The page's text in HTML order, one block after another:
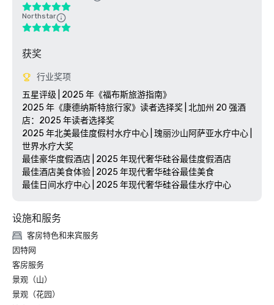
Northstar
获奖
行业奖项
五星评级 | 2025 年《福布斯旅游指南》
2025 年《康德纳斯特旅行家》读者选择奖 | 北加州 20 强酒
店：2025 年读者选择奖
2025 年北美最佳度假村水疗中心 | 瑰丽沙山阿萨亚水疗中心 |
世界水疗大奖
最佳豪华度假酒店 | 2025 年现代奢华硅谷最佳度假酒店
最佳酒店美食体验 | 2025 年现代奢华硅谷最佳美食
最佳日间水疗中心 | 2025 年现代奢华硅谷最佳水疗中心
设施和服务
客房特色和来宾服务
因特网
客房服务
景观（山）
景观（花园）